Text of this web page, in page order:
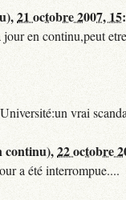
21 octobre 2007,
en continu,peut
vrai
continu),22 octobre
a été interrompue....